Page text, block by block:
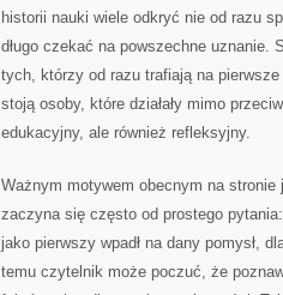
historii nauki wiele odkryć nie od razu
długo czekać na powszechne uznanie.
tych, którzy od razu trafiają na
stoją osoby, które działały mimo
edukacyjny, ale również refleksyjny.
Ważnym motywem obecnym na
zaczyna się często od prostego
jako pierwszy wpadł na dany pomysł,
temu czytelnik może poczuć, że